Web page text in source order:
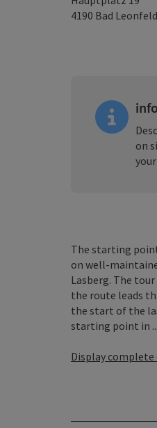
4190 Bad
on
The starting
on well-
Lasberg. The
the route leads
the start of the
starting point in ...
Display